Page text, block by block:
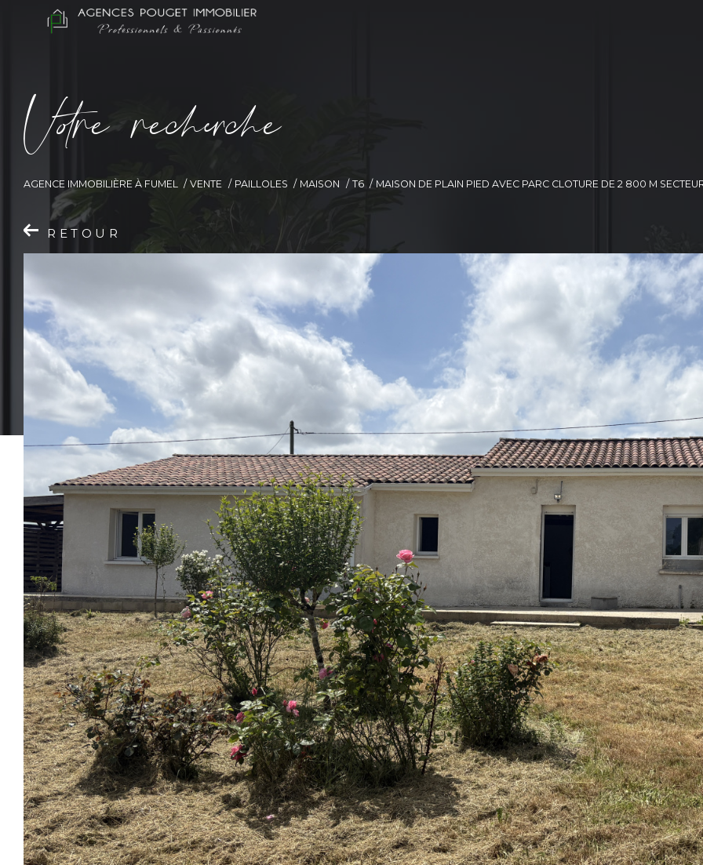
Vore recece
AGENCE IMMOBILIÈRE À FUMEL VENTE PAILLOLES MAISON T6 MAISON DE PLAIN PIED AVEC PARC CLOTURE DE 2 800 M
RETOUR